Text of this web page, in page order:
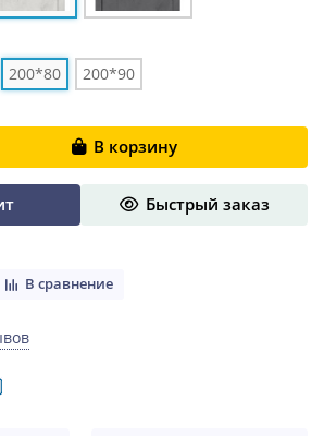
200*80 200*90
В корзину
Быстрый заказ
В сравнение